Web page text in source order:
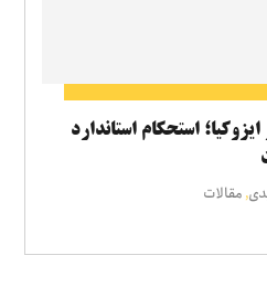
استحکام استاندارد
,مقالات